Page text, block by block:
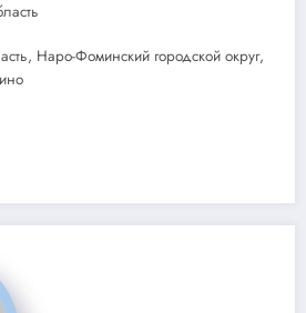
Наро-Фоминский городской округ,